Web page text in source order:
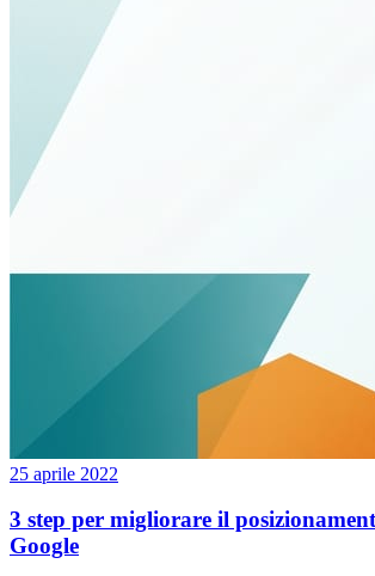
25 aprile 2022
3 step per migliorare il
Google